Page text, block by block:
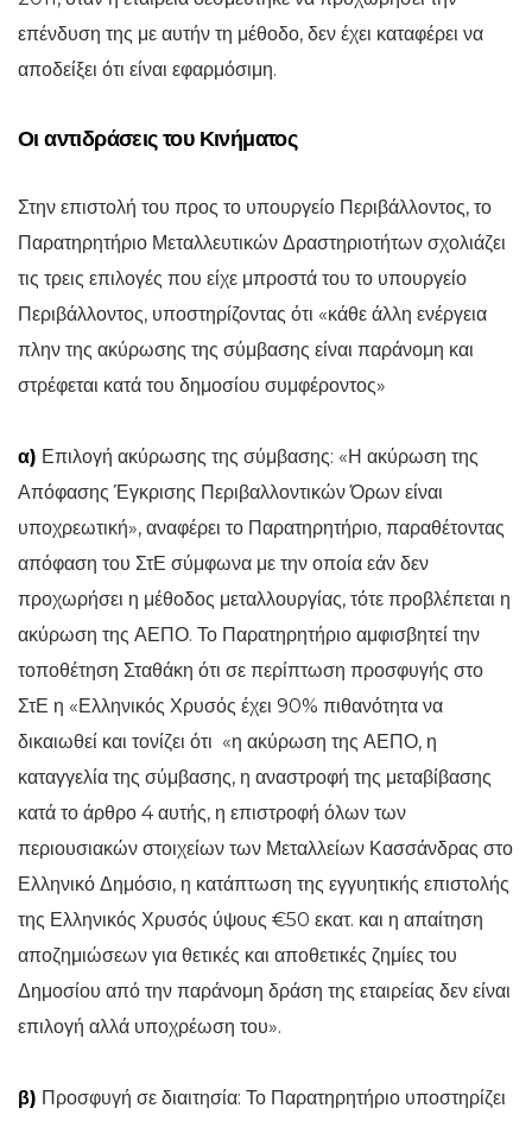
επένδυση της με αυτήν τη μέθοδο, δεν έχει καταφέρει να
αποδείξει ότι είναι εφαρμόσιμη.
Οι αντιδράσεις του Κινήματος
Στην επιστολή του προς το υπουργείο Περιβάλλοντος, το
Παρατηρητήριο Μεταλλευτικών Δραστηριοτήτων σχολιάζει
τις τρεις επιλογές που είχε μπροστά του το υπουργείο
Περιβάλλοντος, υποστηρίζοντας ότι «κάθε άλλη ενέργεια
πλην της ακύρωσης της σύμβασης είναι παράνομη και
στρέφεται κατά του δημοσίου συμφέροντος»
α) Επιλογή ακύρωσης της σύμβασης: «Η ακύρωση της
Απόφασης Έγκρισης Περιβαλλοντικών Όρων είναι
υποχρεωτική», αναφέρει το Παρατηρητήριο, παραθέτοντας
απόφαση του ΣτΕ σύμφωνα με την οποία εάν δεν
προχωρήσει η μέθοδος μεταλλουργίας, τότε προβλέπεται η
ακύρωση της ΑΕΠΟ. Το Παρατηρητήριο αμφισβητεί την
τοποθέτηση Σταθάκη ότι σε περίπτωση προσφυγής στο
ΣτΕ η «Ελληνικός Χρυσός έχει 90% πιθανότητα να
δικαιωθεί και τονίζει ότι «η ακύρωση της ΑΕΠΟ, η
καταγγελία της σύμβασης, η αναστροφή της μεταβίβασης
κατά το άρθρο 4 αυτής, η επιστροφή όλων των
περιουσιακών στοιχείων των Μεταλλείων Κασσάνδρας στο
Ελληνικό Δημόσιο, η κατάπτωση της εγγυητικής επιστολής
της Ελληνικός Χρυσός ύψους €50 εκατ. και η απαίτηση
αποζημιώσεων για θετικές και αποθετικές ζημίες του
Δημοσίου από την παράνομη δράση της εταιρείας δεν είναι
επιλογή αλλά υποχρέωση του».
β) Προσφυγή σε διαιτησία: Το Παρατηρητήριο υποστηρίζει